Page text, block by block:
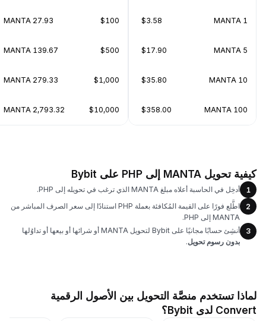
1 MANTA
$3.58
5 MANTA
$17.90
10 MANTA
$35.80
100 MANTA
$358.00
$100
27.93 MANTA
$500
139.67 MANTA
$1,000
279.33 MANTA
$10,000
2,793.32 MANTA
كيفية تحويل MANTA إلى PHP على Bybit
1
أدخِل في الحاسبة أعلاه مبلغ MANTA الذي ترغب في تحويله إلى PHP.
2
اطَّلع فورًا على القيمة المُكافئة بعملة PHP استنادًا إلى سعر الصرف المباشر من
MANTA إلى PHP.
3
أنشِئ حسابًا مجانيًا على Bybit لتحويل MANTA أو شرائها أو بيعها أو تداوُلها
بدون رسوم تحويل.
لماذا تستخدم منصَّة التحويل بين الأصول الرقمية
Convert لدى Bybit؟